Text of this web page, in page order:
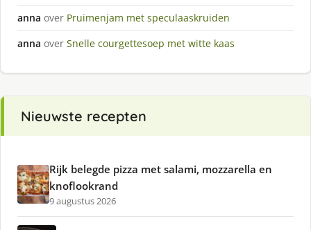
anna over Pruimenjam met speculaaskruiden
anna over Snelle courgettesoep met witte kaas
Nieuwste recepten
Rijk belegde pizza met salami, mozzarella en
knoflookrand
9 augustus 2026